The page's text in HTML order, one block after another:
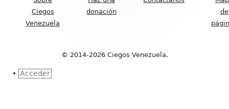
Footer
Ciegos
Venezuela
donación
de
© 2014-2026 Ciegos Venezuela.
• Acceder